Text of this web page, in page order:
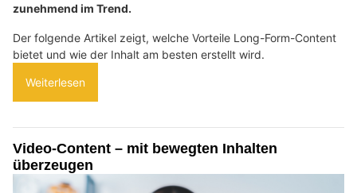
zunehmend im Trend.
Der folgende Artikel zeigt, welche Vorteile Long-Form-Content
bietet und wie der Inhalt am besten erstellt wird.
Weiterlesen
Video-Content – mit bewegten Inhalten
überzeugen